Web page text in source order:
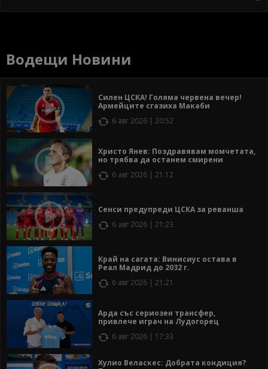
Водещи Новини
Силен ЦСКА! Голяма червена вечер!
Армейците сгазиха Макаби
6 авг 2026 | 20:52
Христо Янев: Поздравявам момчетата,
но трябва да останем смирени
6 авг 2026 | 21:12
Сенси предупреди ЦСКА за реванша
6 авг 2026 | 21:23
Край на сагата: Винисиус остава в
Реал Мадрид до 2032 г.
6 авг 2026 | 21:21
Арда със сериозен трансфер,
привлече играч на Лудогорец
6 авг 2026 | 17:33
Хулио Веласкес: Добрата кондиция?